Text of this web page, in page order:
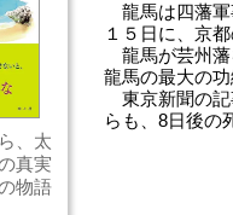
龍馬は四藩軍
１５日に、京
龍馬が芸州藩
龍馬の最大の
東京新聞の記
らも、8日後の
、太
真実
物語